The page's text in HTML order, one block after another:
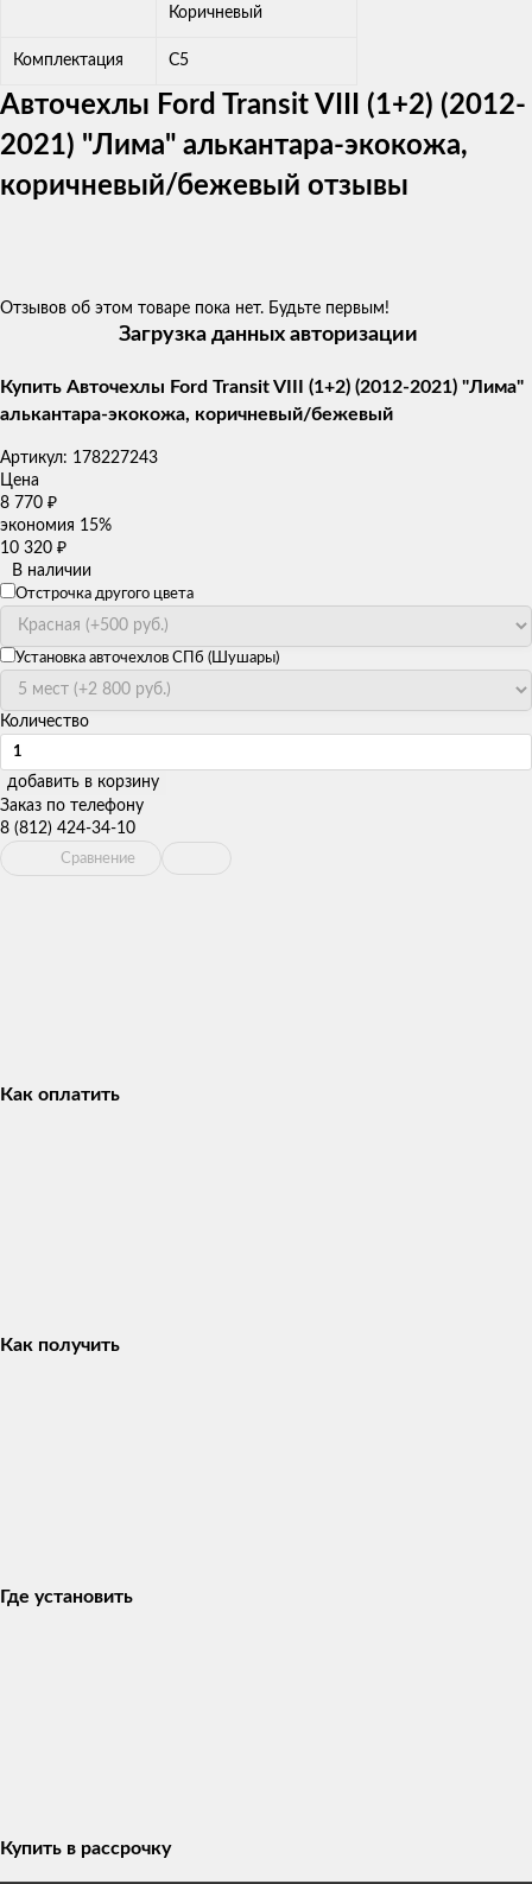
Коричневый
Комплектация C5
Авточехлы Ford Transit VIII (1+2) (2012-
2021) "Лима" алькантара-экокожа,
коричневый/бежевый отзывы
Отзывов об этом товаре пока нет. Будьте первым!
Загрузка данных авторизации
Купить Авточехлы Ford Transit VIII (1+2) (2012-2021) "Лима"
алькантара-экокожа, коричневый/бежевый
Артикул: 178227243
Цена
8 770 ₽
экономия 15%
10 320 ₽
В наличии
Отстрочка другого цвета
Установка авточехлов СПб (Шушары)
Количество
добавить в корзину
Заказ по телефону
8 (812) 424-34-10
Сравнение
Как оплатить
Как получить
Где установить
Купить в рассрочку